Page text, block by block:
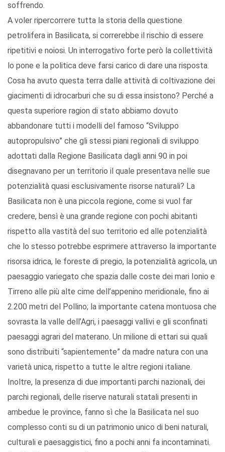
soffrendo.
A voler ripercorrere tutta la storia della questione
petrolifera in Basilicata, si correrebbe il rischio di essere
ripetitivi e noiosi. Un interrogativo forte però la collettività
lo pone e la politica deve farsi carico di dare una risposta.
Cosa ha avuto questa terra dalle attività di coltivazione dei
giacimenti di idrocarburi che su di essa insistono? Perché a
questa superiore ragion di stato abbiamo dovuto
abbandonare tutti i modelli del famoso “Sviluppo
autopropulsivo” che gli stessi piani regionali di sviluppo
adottati dalla Regione Basilicata dagli anni 90 in poi
disegnavano per un territorio il quale presentava nelle sue
potenzialità quasi esclusivamente risorse naturali? La
Basilicata non è una piccola regione, come si vuol far
credere, bensì è una grande regione con pochi abitanti
rispetto alla vastità del suo territorio ed alle potenzialità
che lo stesso potrebbe esprimere attraverso la importante
risorsa idrica, le foreste di pregio, la potenzialità agricola, un
paesaggio variegato che spazia dalle coste dei mari Ionio e
Tirreno alle più alte cime dell’appenino meridionale, fino ai
2.200 metri del Pollino; la importante catena montuosa che
sovrasta la valle dell’Agri, i paesaggi vallivi e gli sconfinati
paesaggi agrari del materano. Un milione di ettari sui quali
sono distribuiti “sapientemente” da madre natura con una
varietà unica, rispetto a tutte le altre regioni italiane.
Inoltre, la presenza di due importanti parchi nazionali, dei
parchi regionali, delle riserve naturali statali presenti in
ambedue le province, fanno sì che la Basilicata nel suo
complesso conti su di un patrimonio unico di beni naturali,
culturali e paesaggistici, fino a pochi anni fa incontaminati.